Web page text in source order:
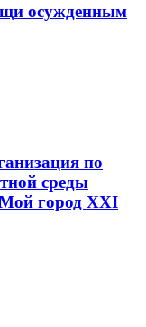
осужденным
по
среды
город XXI